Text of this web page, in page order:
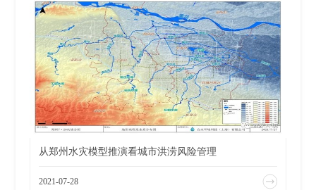
从郑州水灾模型推演看城市洪涝风险管理
2021-07-28